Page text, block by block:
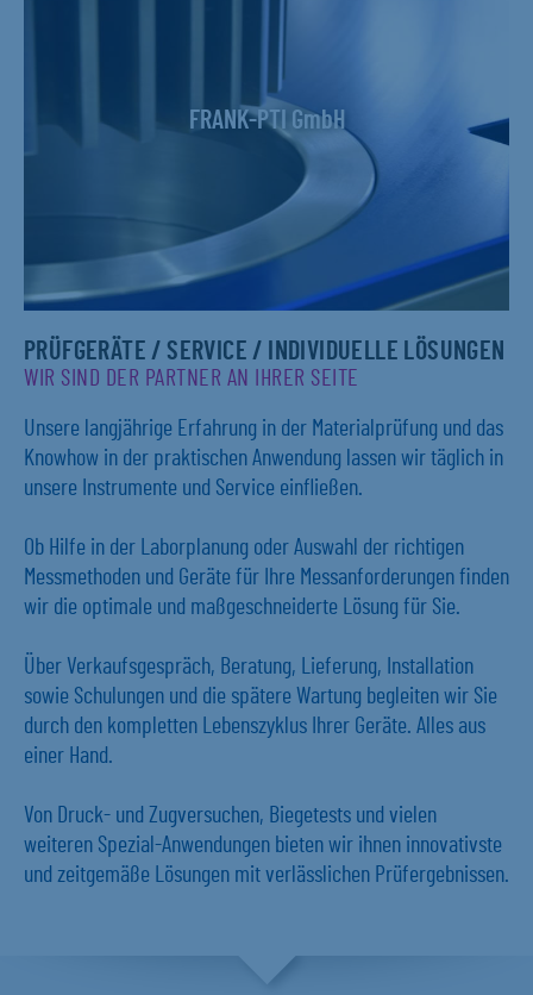
FRANK-PTI GmbH
PRÜFGERÄTE / SERVICE / INDIVIDUELLE LÖSUNGEN
WIR SIND DER PARTNER AN IHRER SEITE
Unsere langjährige Erfahrung in der Materialprüfung und das
Knowhow in der praktischen Anwendung lassen wir täglich in
unsere Instrumente und Service einfließen.
Ob Hilfe in der Laborplanung oder Auswahl der richtigen
Messmethoden und Geräte für Ihre Messanforderungen finden
wir die optimale und maßgeschneiderte Lösung für Sie.
Über Verkaufsgespräch, Beratung, Lieferung, Installation
sowie Schulungen und die spätere Wartung begleiten wir Sie
durch den kompletten Lebenszyklus Ihrer Geräte. Alles aus
einer Hand.
Von Druck- und Zugversuchen, Biegetests und vielen
weiteren Spezial-Anwendungen bieten wir ihnen innovativste
und zeitgemäße Lösungen mit verlässlichen Prüfergebnissen.